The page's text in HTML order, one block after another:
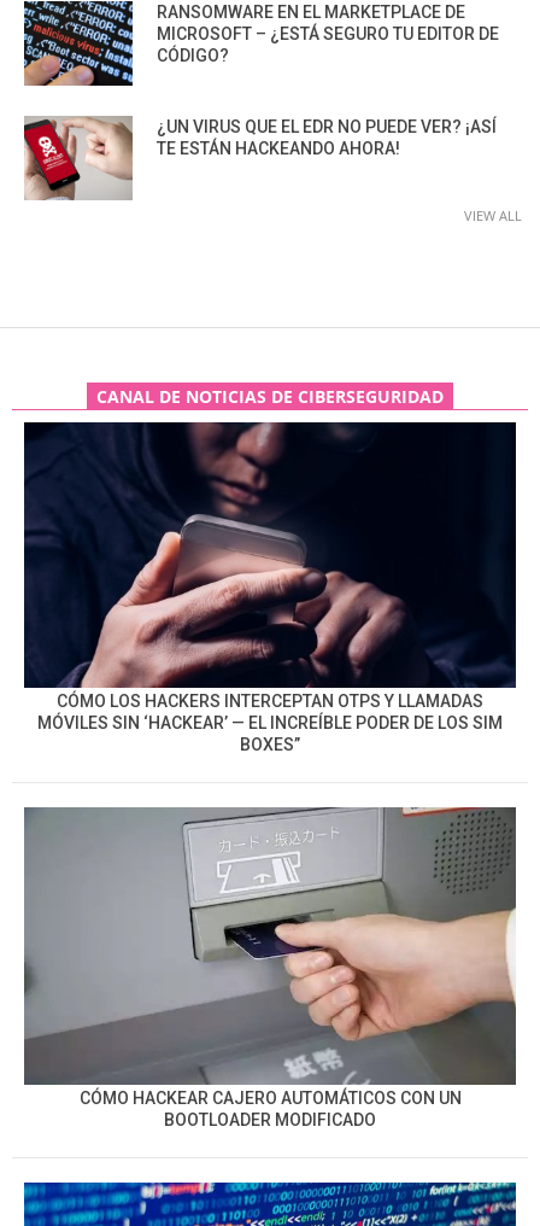
RANSOMWARE EN EL MARKETPLACE DE
MICROSOFT – ¿ESTÁ SEGURO TU EDITOR DE
CÓDIGO?
¿UN VIRUS QUE EL EDR NO PUEDE VER? ¡ASÍ
TE ESTÁN HACKEANDO AHORA!
VIEW ALL
CANAL DE NOTICIAS DE CIBERSEGURIDAD
CÓMO LOS HACKERS INTERCEPTAN OTPS Y LLAMADAS
MÓVILES SIN ‘HACKEAR’ — EL INCREÍBLE PODER DE LOS SIM
BOXES”
CÓMO HACKEAR CAJERO AUTOMÁTICOS CON UN
BOOTLOADER MODIFICADO